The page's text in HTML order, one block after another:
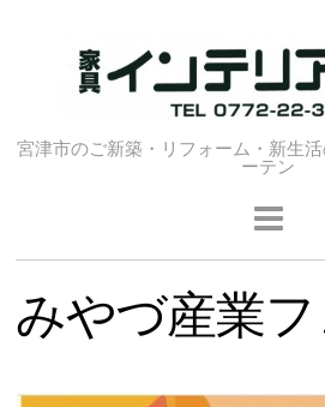
宮津市のご新築・リフォーム・新
ーテン
みやづ産業